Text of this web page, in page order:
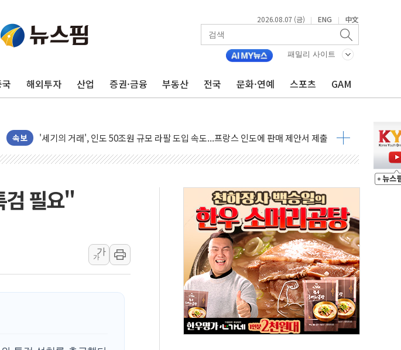
2026.08.07 (금) | ENG | 中文
패밀리 사이트
해외투자 산업 증권·금융 부동산 전국 문화·연예 스포츠 GAM
속보
롯데케미칼, 2분기 영업익 1101억 '흑자전환'
외교부, 美 의원들 정통망법 비판에 반박..."디지털 환경 변화에 따른 것"
하나은행, 7일부터 비대면 주담대 신규 취급 중단
공진원, 맨시티 선수단에 한글 디자인 협업 제품 전달
李대통령, 국가폭력 피해자 청와대로 초청해 사과…"국가가 책임 다하겠다"
신세계百, 포트넘앤메이슨 9주년 여름 기획세트 출시
[기자수첩] ISA 개편, 국장 살리기보다 투자자 설득이 먼저
美 태양광 수입장벽에 한화큐셀·OCI '반색'…비중국산 부담은 변수
두나무, 경찰청 '압수 디지털자산 커스터디' 사업 맡는다
교보증권, 10일까지 코스피200 지수 기초자산 원금지급형 ELB 공모
[뉴스핌 뉴스레터 Today ANDA] 8월 7일
NXT, 12일부터 프리마켓 상·하한가 주문 제한…'SK하이닉스 사태' 재발 방지
보름째 잠 못 드는 서울…30도 열대야에 피로 누적 '건강 적신호'
검 필요"
가
가